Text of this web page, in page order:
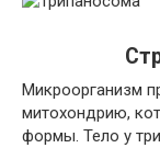
Микроорганизм
митохондрию,
формы. Тело у